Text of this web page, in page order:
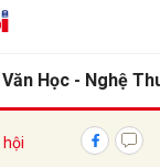
Văn Học - Nghệ
hội